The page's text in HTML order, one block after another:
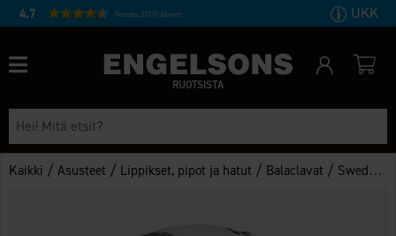
4.7 Perustuu 27231 ääneen UKK
RUOTSISTA
Kaikki /Asusteet / Lippikset, pipot ja hatut / Balaclavat / Swedteam Ridge huppu Zero